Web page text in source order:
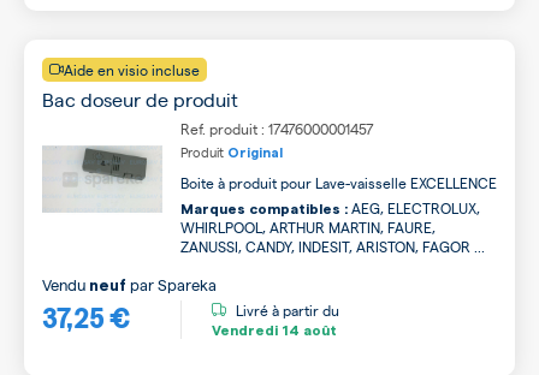
Aide en visio incluse
Bac doseur de produit
Ref. produit : 17476000001457
Produit Original
Boite à produit pour Lave-vaisselle EXCELLENCE
Marques compatibles : AEG, ELECTROLUX,
WHIRLPOOL, ARTHUR MARTIN, FAURE,
ZANUSSI, CANDY, INDESIT, ARISTON, FAGOR ...
37,25 €
Vendu neuf parSpareka
Livré à partir du
Vendredi 14 août